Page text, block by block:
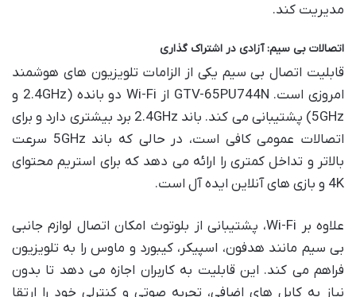
مدیریت کند.
اتصالات بی سیم: آزادی در اشتراک گذاری
قابلیت اتصال بی سیم یکی از الزامات تلویزیون های هوشمند
امروزی است. GTV-65PU744N از Wi-Fi دو بانده (2.4GHz و
5GHz) پشتیبانی می کند. باند 2.4GHz برد بیشتری دارد و برای
اتصالات عمومی کافی است، در حالی که باند 5GHz سرعت
بالاتر و تداخل کمتری را ارائه می دهد که برای استریم محتوای
4K و بازی های آنلاین ایده آل است.
علاوه بر Wi-Fi، پشتیبانی از بلوتوث امکان اتصال لوازم جانبی
بی سیم مانند هدفون، اسپیکر، کیبورد و ماوس را به تلویزیون
فراهم می کند. این قابلیت به کاربران اجازه می دهد تا بدون
نیاز به کابل های اضافی، تجربه صوتی و کنترلی خود را ارتقا